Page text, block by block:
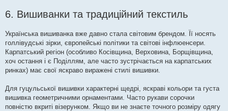
6. Вишиванки та традиційний текстиль
Українська вишиванка вже давно стала світовим брендом. Її носять
голлівудські зірки, європейські політики та світові інфлюенсери.
Карпатський регіон (особливо Косівщина, Верховина, Борщівщина,
хоч остання і є Поділлям, але часто зустрічається на карпатських
ринках) має свої яскраво виражені стилі вишивки.
Для гуцульської вишивки характерні щедрі, яскраві кольори та густа
вишивка геометричними орнаментами. Часто рукави сорочки
повністю вкриті візерунком. Якщо ви не знаєте точного розміру одягу